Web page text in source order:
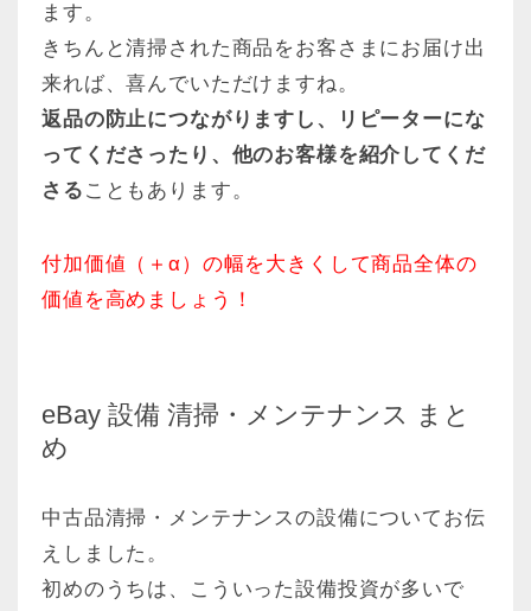
ます。
きちんと清掃された商品をお客さまにお届け出
来れば、喜んでいただけますね。
返品の防止につながりますし、リピーターにな
ってくださったり、他のお客様を紹介してくだ
さる こともあります。
付加価値（＋α）の幅を大きくして商品全体の
価値を高めましょう！
eBay 設備 清掃・メンテナンス まと
め
中古品清掃・メンテナンスの設備についてお伝
えしました。
初めのうちは、こういった設備投資が多いで